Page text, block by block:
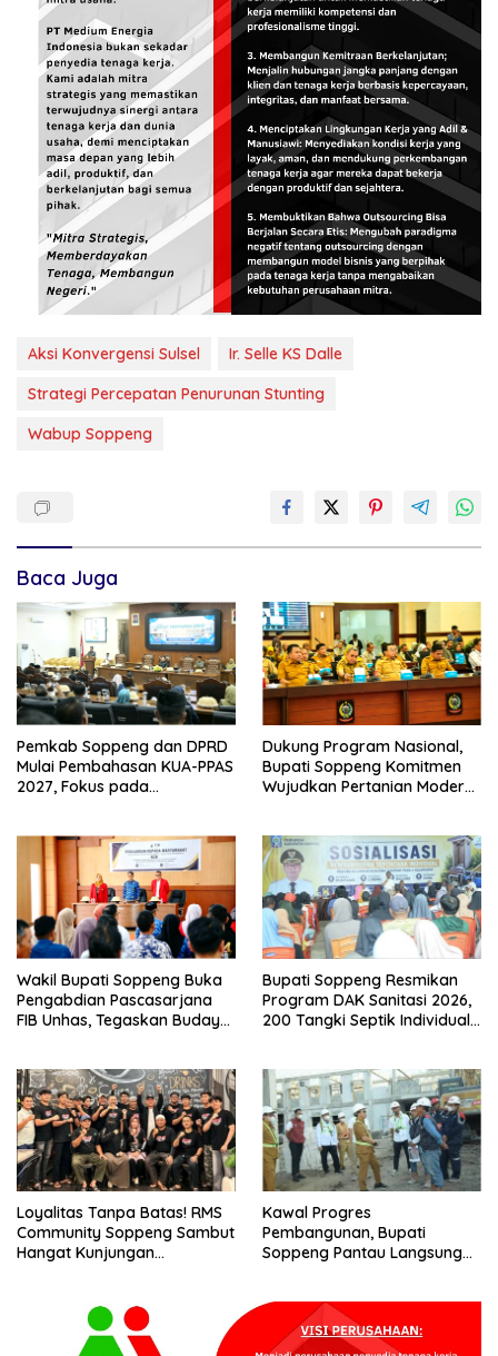
Aksi Konvergensi Sulsel
Ir. Selle KS Dalle
Strategi Percepatan Penurunan Stunting
Wabup Soppeng
Baca Juga
Pemkab Soppeng dan DPRD
Mulai Pembahasan KUA-PPAS
2027, Fokus pada
Dukung Program Nasional,
Bupati Soppeng Komitmen
Wujudkan Pertanian Modern
Wakil Bupati Soppeng Buka
Pengabdian Pascasarjana
FIB Unhas, Tegaskan Budaya
Bupati Soppeng Resmikan
Program DAK Sanitasi 2026,
200 Tangki Septik Individual
Loyalitas Tanpa Batas! RMS
Community Soppeng Sambut
Hangat Kunjungan
Kawal Progres
Pembangunan, Bupati
Soppeng Pantau Langsung